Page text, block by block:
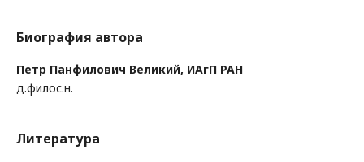
Биография автора
Петр Панфилович Великий, ИАгП РАН
д.филос.н.
Литература